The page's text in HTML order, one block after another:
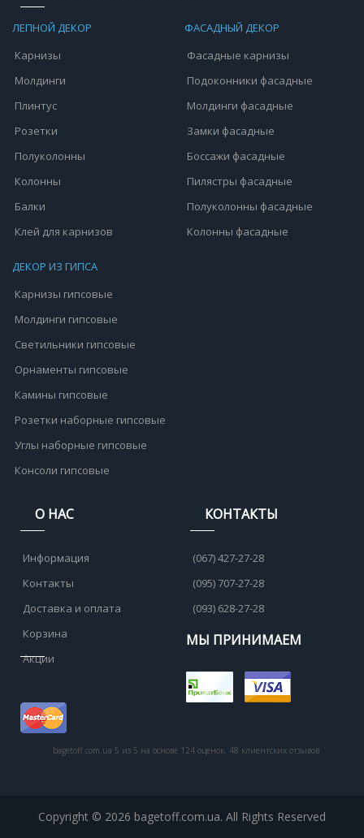
ЛЕПНОЙ ДЕКОР
Карнизы
Молдинги
Плинтус
Розетки
Полуколонны
Колонны
Балки
Клей для карнизов
ФАСАДНЫЙ ДЕКОР
Фасадные карнизы
Подоконники фасадные
Молдинги фасадные
Замки фасадные
Боссажи фасадные
Пилястры фасадные
Полуколонны фасадные
Колонны фасадные
ДЕКОР ИЗ ГИПСА
Карнизы гипсовые
Молдинги гипсовые
Светильники гипсовые
Орнаменты гипсовые
Камины гипсовые
Розетки наборные гипсовые
Углы наборные гипсовые
Консоли гипсовые
О НАС
Информация
Контакты
Доставка и оплата
Корзина
Акции
КОНТАКТЫ
(067) 427-27-28
(095) 707-27-28
(093) 628-27-28
МЫ ПРИНИМАЕМ
bagetoff.com.ua 5 из 5 на основе 124 оценок. 48 клиентских отзывов
Copyright © 2026 bagetoff.com.ua. All Rights Reserved